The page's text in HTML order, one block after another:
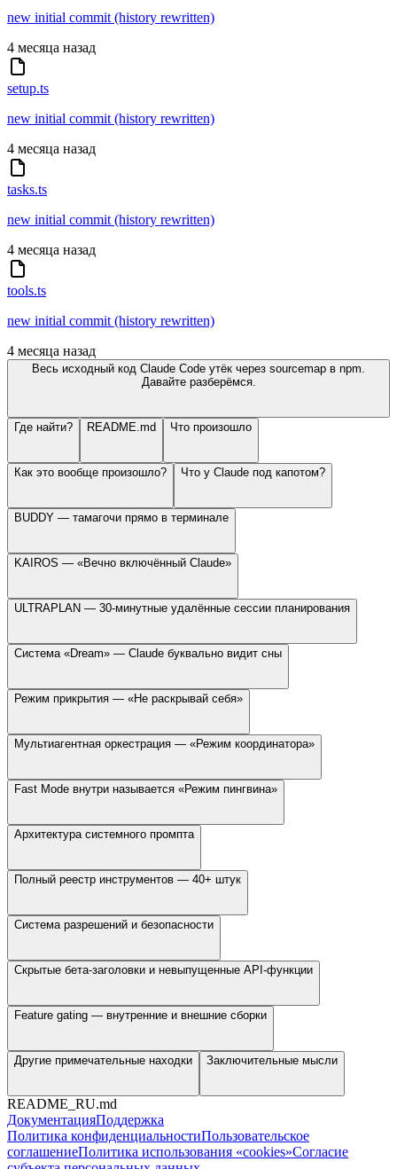
new initial commit (history rewritten)
4 месяца назад
setup.ts
new initial commit (history rewritten)
4 месяца назад
tasks.ts
new initial commit (history rewritten)
4 месяца назад
tools.ts
new initial commit (history rewritten)
4 месяца назад
Весь исходный код Claude Code утёк через sourcemap в npm.
Давайте разберёмся.
Где найти? README.md Что произошло
Как это вообще произошло? Что у Claude под капотом?
BUDDY — тамагочи прямо в терминале
KAIROS — «Вечно включённый Claude»
ULTRAPLAN — 30-минутные удалённые сессии планирования
Система «Dream» — Claude буквально видит сны
Режим прикрытия — «Не раскрывай себя»
Мультиагентная оркестрация — «Режим координатора»
Fast Mode внутри называется «Режим пингвина»
Архитектура системного промпта
Полный реестр инструментов — 40+ штук
Система разрешений и безопасности
Скрытые бета-заголовки и невыпущенные API-функции
Feature gating — внутренние и внешние сборки
Другие примечательные находки Заключительные мысли
README_RU.md
ДокументацияПоддержка
Политика конфиденциальностиПользовательское
соглашениеПолитика использования «cookies»Согласие